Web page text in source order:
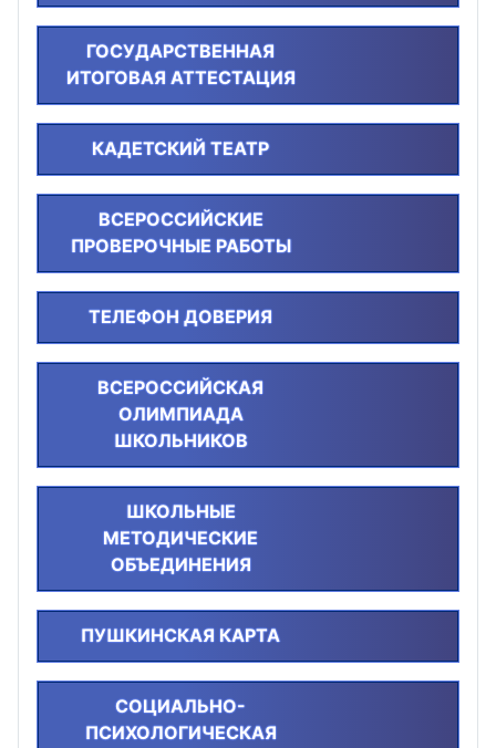
ГОСУДАРСТВЕННАЯ
ИТОГОВАЯ АТТЕСТАЦИЯ
КАДЕТСКИЙ ТЕАТР
ВСЕРОССИЙСКИЕ
ПРОВЕРОЧНЫЕ РАБОТЫ
ТЕЛЕФОН ДОВЕРИЯ
ВСЕРОССИЙСКАЯ
ОЛИМПИАДА
ШКОЛЬНИКОВ
ШКОЛЬНЫЕ
МЕТОДИЧЕСКИЕ
ОБЪЕДИНЕНИЯ
ПУШКИНСКАЯ КАРТА
СОЦИАЛЬНО-
ПСИХОЛОГИЧЕСКАЯ